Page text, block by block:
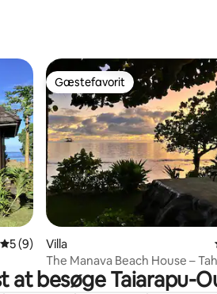
5 ud af 5 i gennemsnitlig bedømmelse,
5 (9)
Gæstefavorit
Gæstefavorit
Villa
The Manava Beach House –
at besøge Taiarapu-